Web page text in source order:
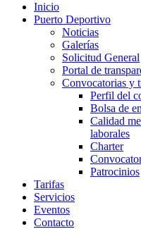
Inicio
Puerto Deportivo
Noticias
Galerías
Solicitud General
Portal de
Convocatorias y
Perfil del
Bolsa de
Calidad
laborales
Charter
Patrocinios
Tarifas
Servicios
Eventos
Contacto